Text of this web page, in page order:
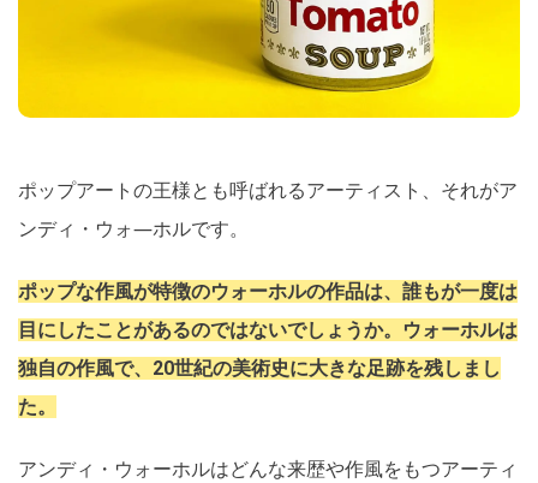
ポップアートの王様とも呼ばれるアーティスト、それがア
ンディ・ウォ―ホルです。
ポップな作風が特徴のウォーホルの作品は、誰もが一度は
目にしたことがあるのではないでしょうか。ウォーホルは
独自の作風で、20世紀の美術史に大きな足跡を残しまし
た。
アンディ・ウォーホルはどんな来歴や作風をもつアーティ